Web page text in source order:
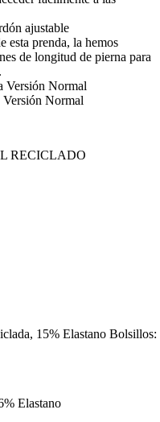
ajustable
esta prenda, la hemos
de longitud de pierna para
Versión Normal
Versión Normal
RECICLADO
15% Elastano Bolsillos:
Elastano